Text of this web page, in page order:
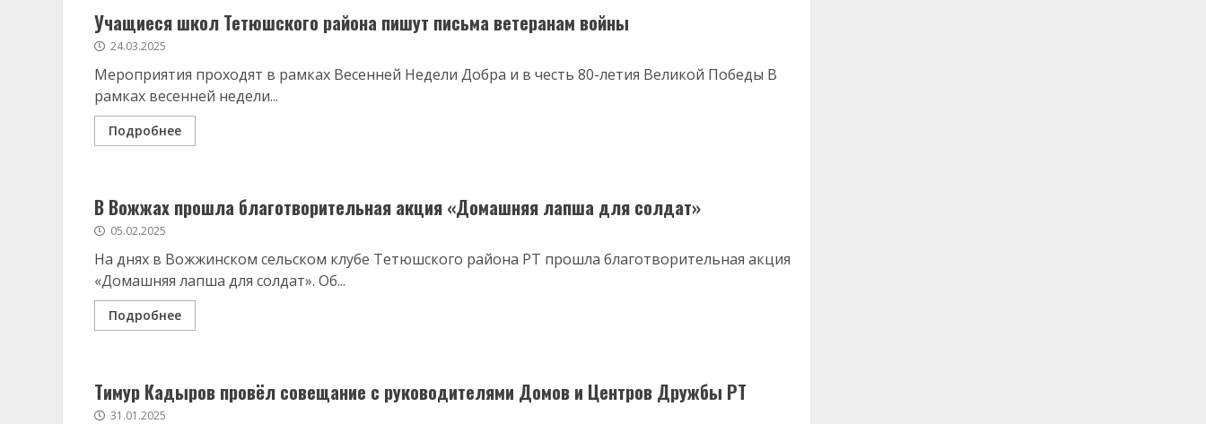
Учащиеся школ Тетюшского района пишут письма ветеранам войны
24.03.2025
Мероприятия проходят в рамках Весенней Недели Добра и в честь 80-летия Великой Победы В
рамках весенней недели...
Подробнее
В Вожжах прошла благотворительная акция «Домашняя лапша для солдат»
05.02.2025
На днях в Вожжинском сельском клубе Тетюшского района РТ прошла благотворительная акция
«Домашняя лапша для солдат». Об...
Подробнее
Тимур Кадыров провёл совещание с руководителями Домов и Центров Дружбы РТ
31.01.2025